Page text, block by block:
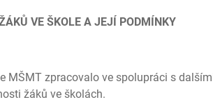
VE ŠKOLE A JEJÍ PODMÍNKY
MŠMT zpracovalo ve spolupráci s
žáků ve školách.